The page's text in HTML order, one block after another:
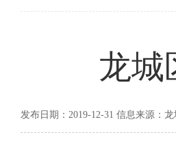
龙城
发布日期：2019-12-31 信息来源：